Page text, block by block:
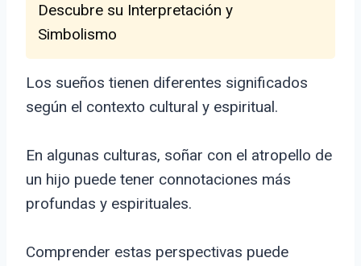
Descubre su Interpretación y
Simbolismo
Los sueños tienen diferentes significados
según el contexto cultural y espiritual.
En algunas culturas, soñar con el atropello de
un hijo puede tener connotaciones más
profundas y espirituales.
Comprender estas perspectivas puede